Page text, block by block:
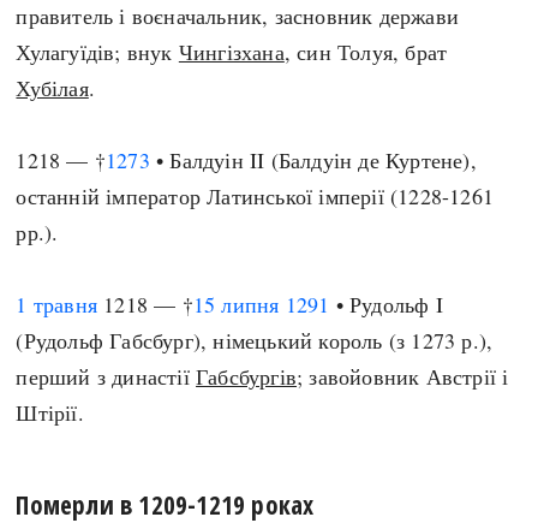
правитель і воєначальник, засновник держави
Хулагуїдів; внук Чингізхана, син Толуя, брат
Хубілая.
1218 — †1273 • Балдуін II (Балдуін де Куртене),
останній імператор Латинської імперії (1228-1261
рр.).
1 травня 1218 — †15 липня 1291 • Рудольф I
(Рудольф Габсбург), німецький король (з 1273 р.),
перший з династіїГабсбургів; завойовник Австрії і
Штірії.
Померли в 1209-1219 роках